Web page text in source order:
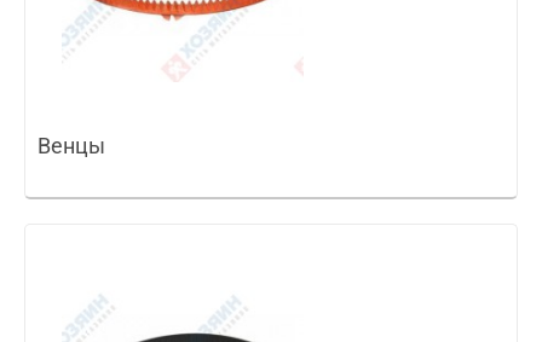
Венцы